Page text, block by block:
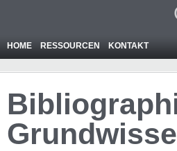
HOME RESSOURCEN KONTAKT